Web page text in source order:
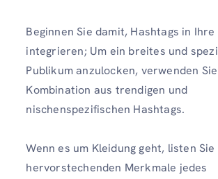
Beginnen Sie damit, Hashtags in
integrieren; Um ein breites und
Publikum anzulocken, verwenden
Kombination aus trendigen und
nischenspezifischen Hashtags.
Wenn es um Kleidung geht, listen Sie
hervorstechenden Merkmale jedes